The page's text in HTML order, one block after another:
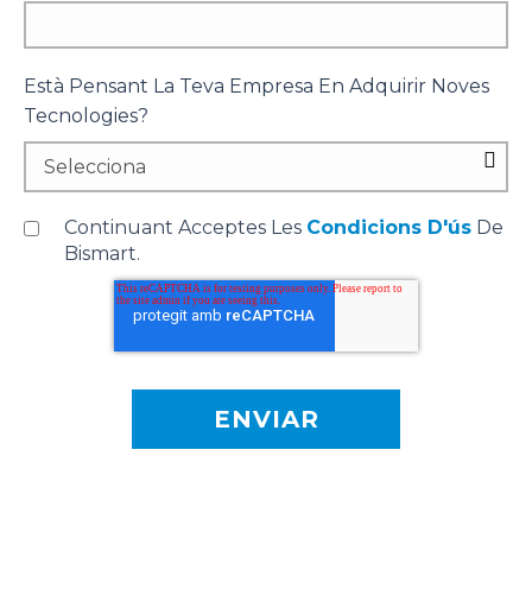
Està Pensant La Teva Empresa En Adquirir Noves
Tecnologies?
Continuant Acceptes Les Condicions D'ús De
Bismart.